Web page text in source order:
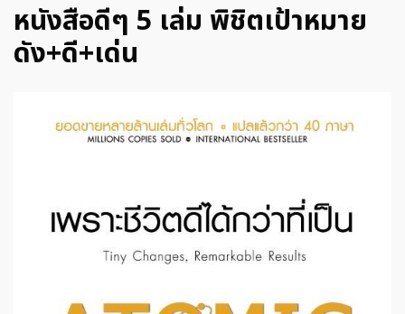
หนังสือดีๆ 5 เล่ม พิชิตเป้าหมาย
ดัง+ดี+เด่น